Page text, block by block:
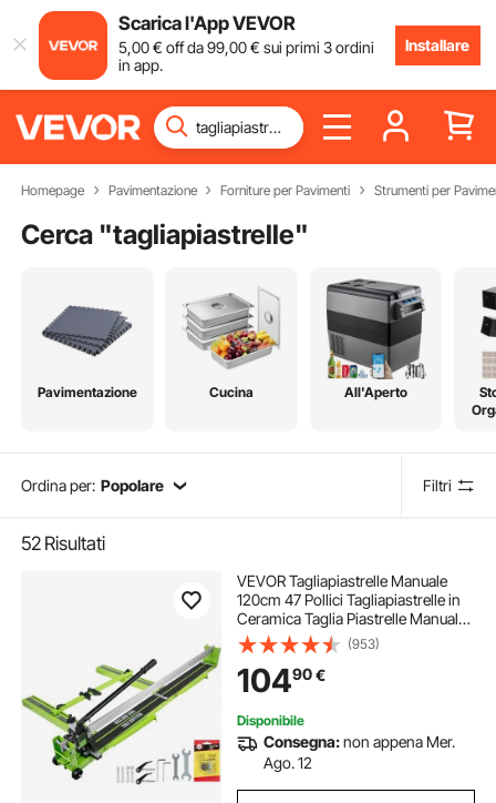
Scarica l'App VEVOR
5,00€ off da99,00€ sui primi 3 ordini
in app.
Installare
Homepage Pavimentazione Forniture per Pavimenti Strumenti per
Cerca "tagliapiastrelle"
Pavimentazione Cucina All'Aperto
Ordina per: Popolare Filtri
52 Risultati
VEVOR Tagliapiastrelle Manuale
120cm 47 Pollici Tagliapiastrelle in
Ceramica Taglia Piastrelle Manuale
in Acciaio
(953)
10490€
Disponibile
Consegna:non appena Mer.
Ago. 12